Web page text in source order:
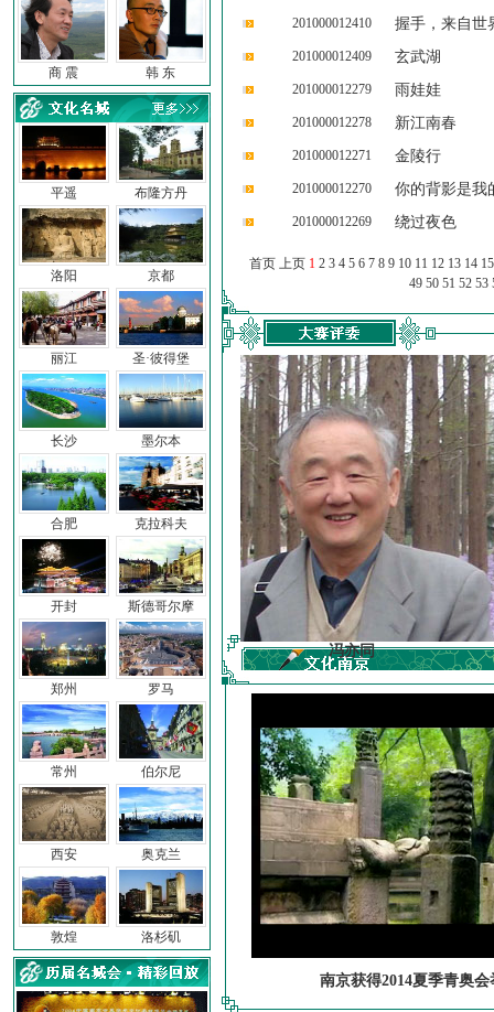
商 震 韩 东
平遥
洛阳
丽江
长沙
合肥
开封
郑州
常州
西安
敦煌
布隆方丹
京都
圣·彼得堡
墨尔本
克拉科夫
斯德哥尔摩
罗马
伯尔尼
奥克兰
洛杉矶
201000012410 握手，来自世
201000012409 玄武湖
201000012279 雨娃娃
201000012278 新江南春
201000012271 金陵行
201000012270 你的背影是我
201000012269 绕过夜色
首页 上页 1 2 3 4 5 6 7 8 9 10 11 12 13 14 15
49 50 51 52 53
前子 冯亦同
南京获得2014夏季青奥会